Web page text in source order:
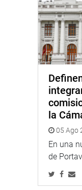
la
05 Ago
En una
de